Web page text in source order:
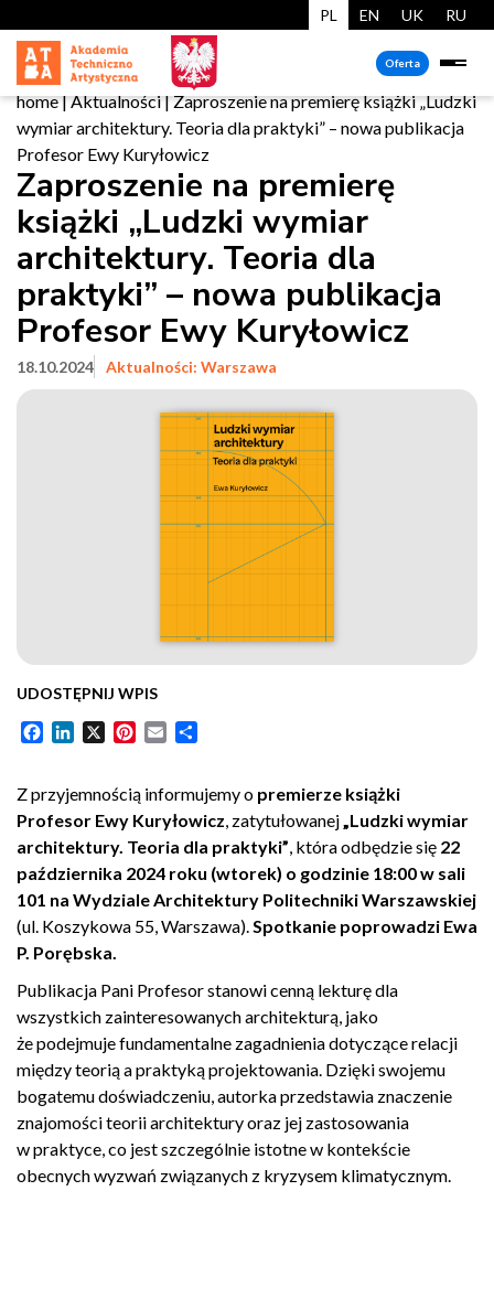
PL EN UK RU
Oferta
home|Aktualności|Zaproszenie na premierę książki „Ludzki
wymiar architektury. Teoria dla praktyki” – nowa publikacja
Profesor Ewy Kuryłowicz
Zaproszenie na premierę
książki „Ludzki wymiar
architektury. Teoria dla
praktyki” – nowa publikacja
Profesor Ewy Kuryłowicz
18.10.2024 Aktualności: Warszawa
UDOSTĘPNIJ WPIS
Facebook
LinkedIn Pinterest
Email
Z przyjemnością informujemy o premierze książki
Profesor Ewy Kuryłowicz, zatytułowanej„Ludzki wymiar
architektury. Teoria dla praktyki”, która odbędzie się 22
października 2024 roku (wtorek) o godzinie 18:00 w sali
101 na Wydziale Architektury Politechniki Warszawskiej
(ul. Koszykowa 55, Warszawa).Spotkanie poprowadzi Ewa
P. Porębska.
Publikacja Pani Profesor stanowi cenną lekturę dla
wszystkich zainteresowanych architekturą, jako
że podejmuje fundamentalne zagadnienia dotyczące relacji
między teorią a praktyką projektowania. Dzięki swojemu
bogatemu doświadczeniu, autorka przedstawia znaczenie
znajomości teorii architektury oraz jej zastosowania
w praktyce, co jest szczególnie istotne w kontekście
obecnych wyzwań związanych z kryzysem klimatycznym.